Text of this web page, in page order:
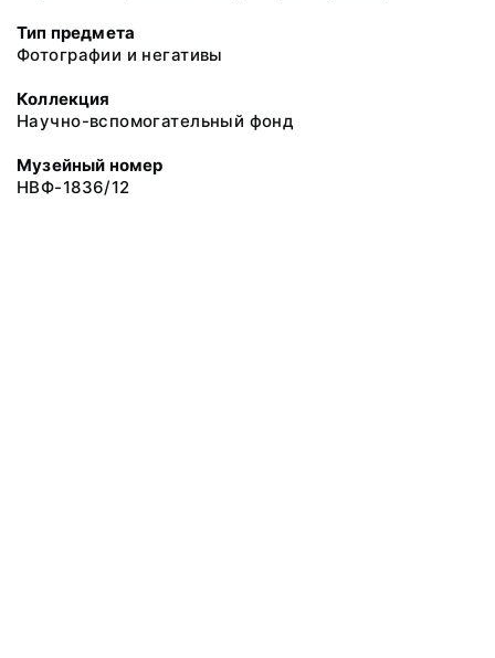
Тип предмета
Фотографии и негативы
Коллекция
Научно-вспомогательный фонд
Музейный номер
НВФ-1836/12